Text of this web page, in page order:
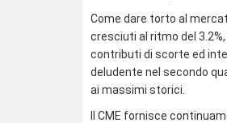
Come dare torto al
cresciuti al ritmo del
contributi di scorte ed
deludente nel secondo
ai massimi storici.
Il CME fornisce